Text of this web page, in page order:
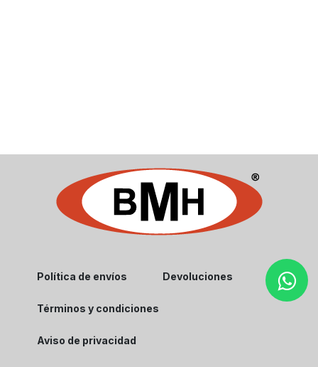
Política de envíos Devoluciones
Términos y condiciones
Aviso de privacidad